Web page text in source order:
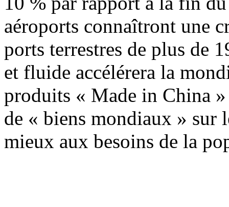
aéroports connaîtront une
ports terrestres de plus de
et fluide accélérera la
produits « Made in China
de « biens mondiaux » sur
mieux aux besoins de la